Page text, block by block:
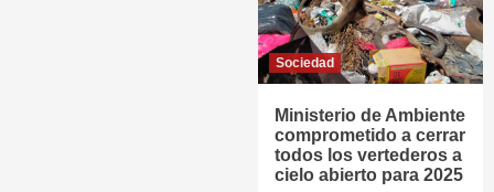
Sociedad
Ministerio de Ambiente
comprometido a cerrar
todos los vertederos a
cielo abierto para 2025